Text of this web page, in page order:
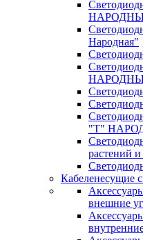
Народная"
"Т"
растений
Кабеленесущие
внешние